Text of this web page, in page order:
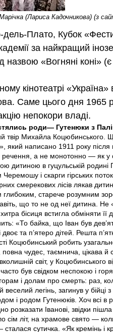
(Лариса Кадочникова) (з
Плато, Кубок
за найкращий
назвою «Вогняні коні»
кінотеатрі
Саме цього дня 1965
непокори владі.
роди— Гутенюки з
твір Михайла Коцюбинського.
який написано 1911 року
а не монотонно — як у
дитиною в гуцульській
і скарги гірських
смерекових лісів лякав
старече розумним
що то не од неї дитина. Не
хитра бісиця встигла обміняти
«То байка, що Іван був
та п’ятеро дітей. Решта
Коцюбинський робить
повна чудес, таємнича,
світ, у Коцюбинського
був свідком неспокою і
і долам про смерть: раз,
веселий легінь, загинув у
і родом Гутенюків. Хоч всі в
розказати Іванові, звідки
сім літ, на храмове свято —
сутичка. «Як кремінь і